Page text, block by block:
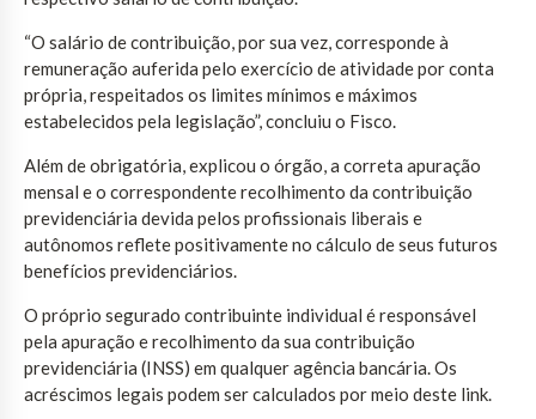
“O salário de contribuição, por sua vez, corresponde à
remuneração auferida pelo exercício de atividade por conta
própria, respeitados os limites mínimos e máximos
estabelecidos pela legislação”, concluiu o Fisco.
Além de obrigatória, explicou o órgão, a correta apuração
mensal e o correspondente recolhimento da contribuição
previdenciária devida pelos profissionais liberais e
autônomos reflete positivamente no cálculo de seus futuros
benefícios previdenciários.
O próprio segurado contribuinte individual é responsável
pela apuração e recolhimento da sua contribuição
previdenciária (INSS) em qualquer agência bancária. Os
acréscimos legais podem ser calculados por meio deste link.